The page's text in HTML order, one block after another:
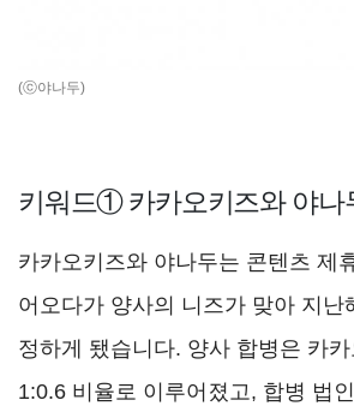
(ⓒ야나두)
키워드① 카카오키즈와 야나
카카오키즈와 야나두는 콘텐츠 제
어오다가 양사의 니즈가 맞아 지난
정하게 됐습니다. 양사 합병은 카
1:0.6 비율로 이루어졌고, 합병 법